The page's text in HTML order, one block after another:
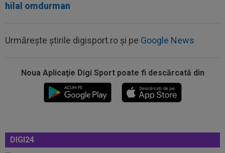
hilal omdurman
Urmărește știrile digisport.ro și pe Google News
Noua Aplicaţie Digi Sport poate fi descărcată din
DIGI24
07:55 Philip Otele a spus ”DA”: 3.000.000 de euro!
Cătălin Cîrjan a spus totul despre accidentarea
07:39
Nota primită de Cristi Chivu, după ce Inter a
învins-o pe Juventus